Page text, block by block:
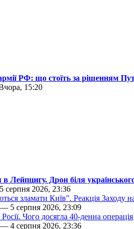
РФ: що стоїть за рішенням
15:20
в Лейпцигу. Дрон біля
серпня 2026, 23:36
зламати Київ". Реакція Заходу
— 5 серпня 2026, 23:09
Чого досягла 40-денна операція
— 4 серпня 2026, 23:36